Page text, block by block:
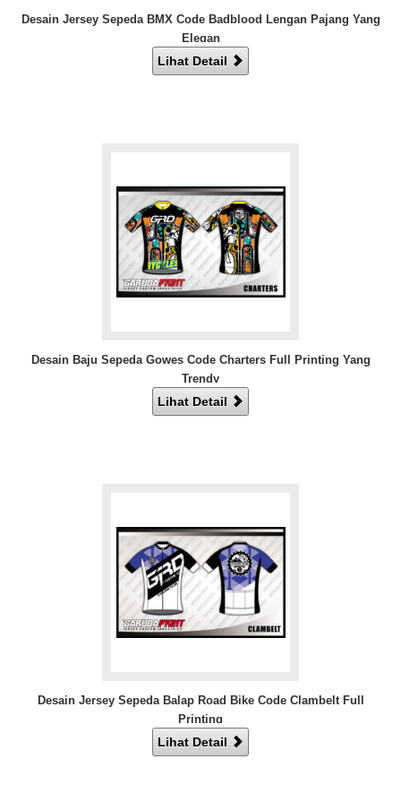
Desain Jersey Sepeda BMX Code Badblood Lengan Pajang Yang
Elegan
Lihat Detail
Desain Baju Sepeda Gowes Code Charters Full Printing Yang
Trendy
Lihat Detail
Desain Jersey Sepeda Balap Road Bike Code Clambelt Full
Printing
Lihat Detail